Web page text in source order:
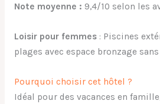
Note moyenne : 9,4/10 selon les
Loisir pour femmes : Piscines
plages avec espace bronzage
Pourquoi choisir cet hôtel ?
Idéal pour des vacances en